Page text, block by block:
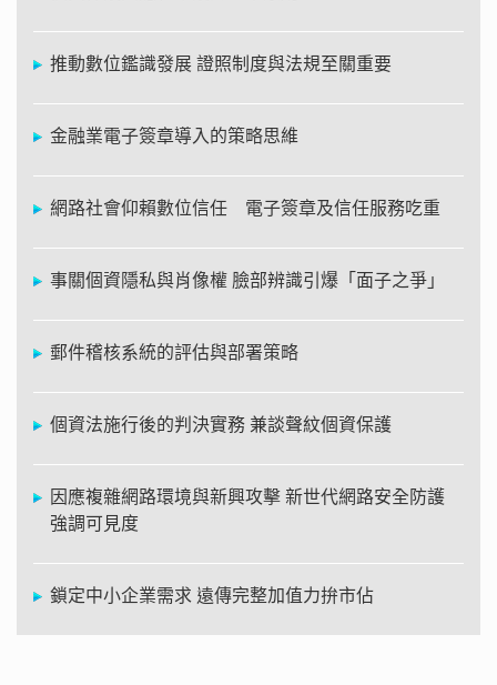
推動數位鑑識發展 證照制度與法規至關重要
金融業電子簽章導入的策略思維
網路社會仰賴數位信任 電子簽章及信任服務吃重
事關個資隱私與肖像權 臉部辨識引爆「面子之爭」
郵件稽核系統的評估與部署策略
個資法施行後的判決實務 兼談聲紋個資保護
因應複雜網路環境與新興攻擊 新世代網路安全防護
強調可見度
鎖定中小企業需求 遠傳完整加值力拚市佔